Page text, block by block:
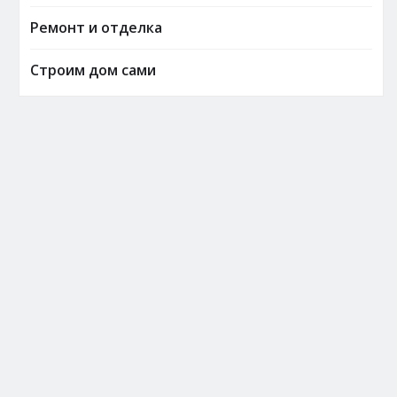
Ремонт и отделка
Строим дом сами